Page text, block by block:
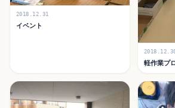
2018.12.31
イベント
軽作業プ